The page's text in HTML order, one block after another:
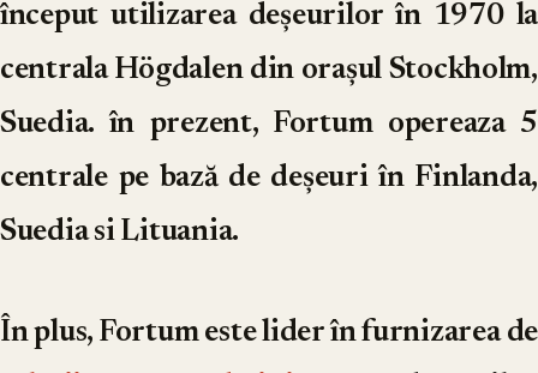
început utilizarea deșeurilor în 1970 la
centrala Högdalen din orașul Stockholm,
Suedia. în prezent, Fortum opereaza 5
centrale pe bază de deșeuri în Finlanda,
Suedia si Lituania.
În plus, Fortum este lider în furnizarea de